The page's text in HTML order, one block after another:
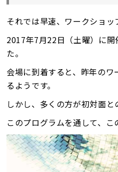
それでは早速、ワークショッ
2017年7月22日（土曜）に
た。
会場に到着すると、昨年の
るようです。
しかし、多くの方が初対面と
このプログラムを通して、こ